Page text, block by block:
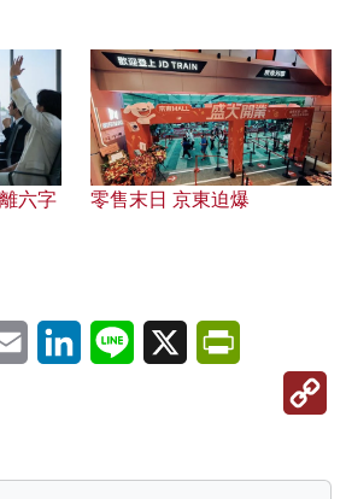
六字
零售末日 京東迫爆
Email LinkedInLine X